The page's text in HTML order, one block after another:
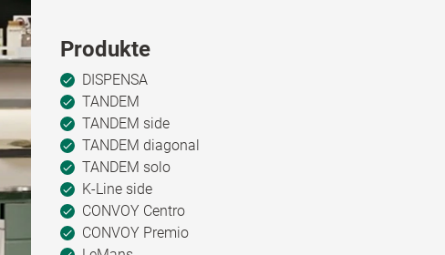
Produkte
DISPENSA
TANDEM
TANDEM side
TANDEM diagonal
TANDEM solo
K-Line side
CONVOY Centro
CONVOY Premio